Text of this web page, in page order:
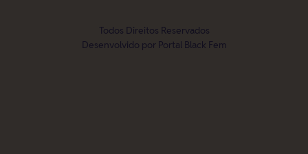
Todos Direitos Reservados
Desenvolvido por Portal Black Fem